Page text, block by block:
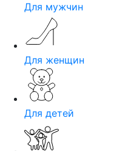
Для мужчин
Для женщин
Для детей